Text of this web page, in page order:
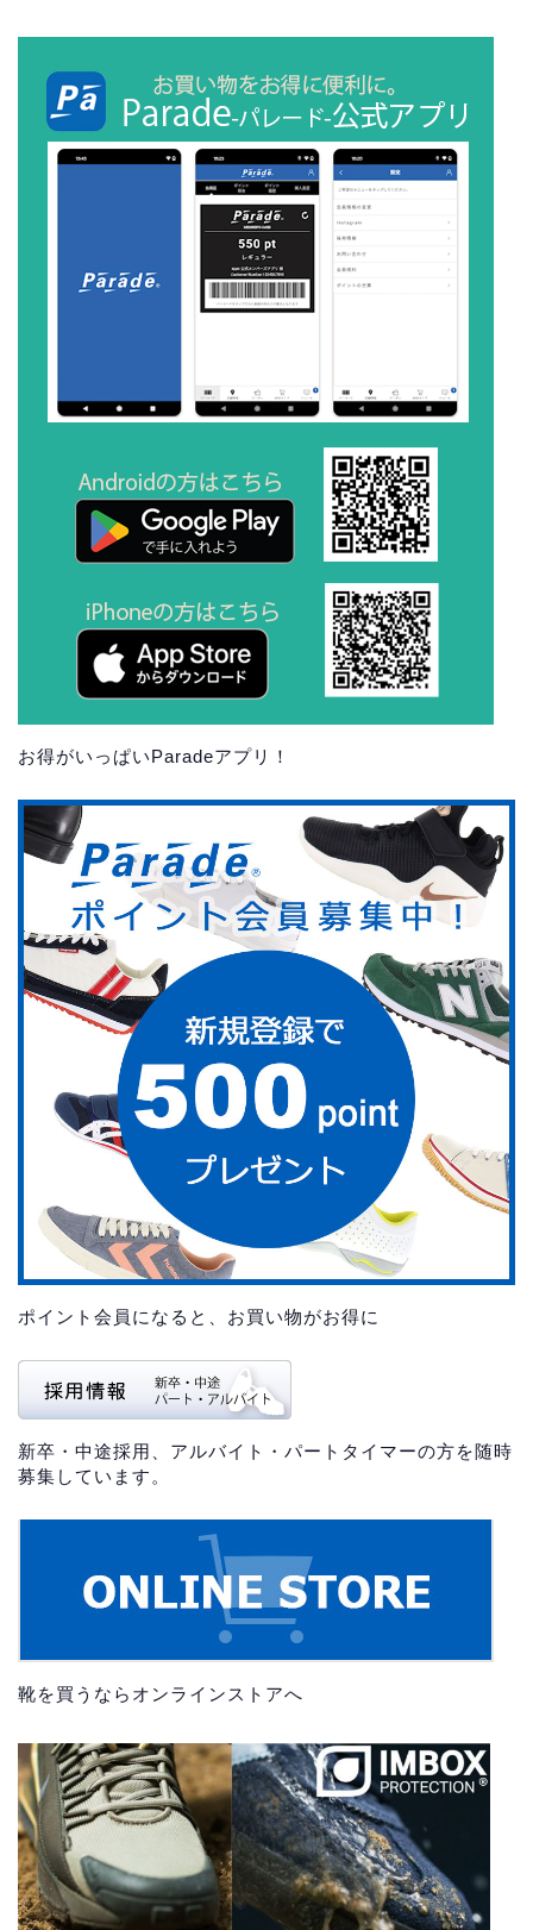
お得がいっぱいParadeアプリ！
ポイント会員になると、お買い物がお得に
新卒・中途採用、アルバイト・パートタイマーの方を随時
募集しています。
靴を買うならオンラインストアへ